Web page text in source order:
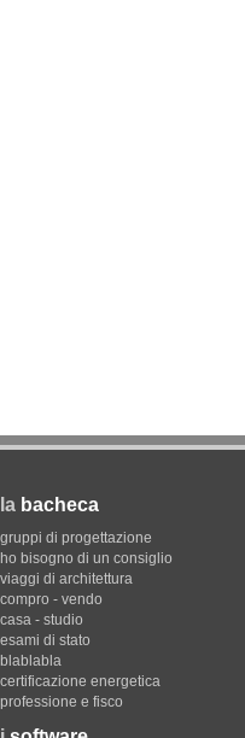
la bacheca
gruppi di progettazione
ho bisogno di un consiglio
viaggi di architettura
compro - vendo
casa - studio
esami di stato
blablabla
certificazione energetica
professione e fisco